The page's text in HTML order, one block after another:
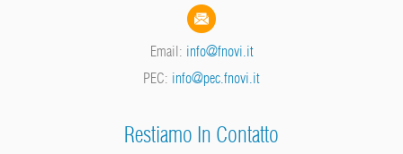
Email: info@fnovi.it
PEC: info@pec.fnovi.it
Restiamo In Contatto